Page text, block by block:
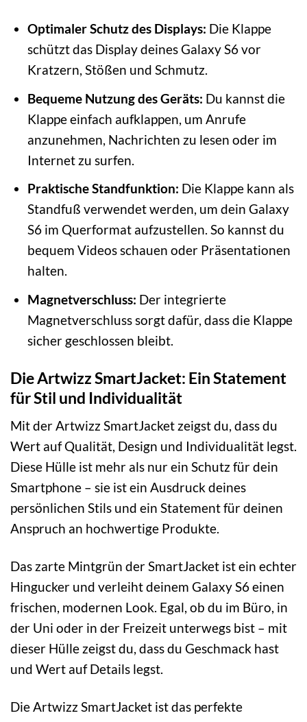
Optimaler Schutz des Displays: Die Klappe
schützt das Display deines Galaxy S6 vor
Kratzern, Stößen und Schmutz.
Bequeme Nutzung des Geräts: Du kannst die
Klappe einfach aufklappen, um Anrufe
anzunehmen, Nachrichten zu lesen oder im
Internet zu surfen.
Praktische Standfunktion: Die Klappe kann als
Standfuß verwendet werden, um dein Galaxy
S6 im Querformat aufzustellen. So kannst du
bequem Videos schauen oder Präsentationen
halten.
Magnetverschluss: Der integrierte
Magnetverschluss sorgt dafür, dass die Klappe
sicher geschlossen bleibt.
Die Artwizz SmartJacket: Ein Statement
für Stil und Individualität
Mit der Artwizz SmartJacket zeigst du, dass du
Wert auf Qualität, Design und Individualität legst.
Diese Hülle ist mehr als nur ein Schutz für dein
Smartphone – sie ist ein Ausdruck deines
persönlichen Stils und ein Statement für deinen
Anspruch an hochwertige Produkte.
Das zarte Mintgrün der SmartJacket ist ein echter
Hingucker und verleiht deinem Galaxy S6 einen
frischen, modernen Look. Egal, ob du im Büro, in
der Uni oder in der Freizeit unterwegs bist – mit
dieser Hülle zeigst du, dass du Geschmack hast
und Wert auf Details legst.
Die Artwizz SmartJacket ist das perfekte